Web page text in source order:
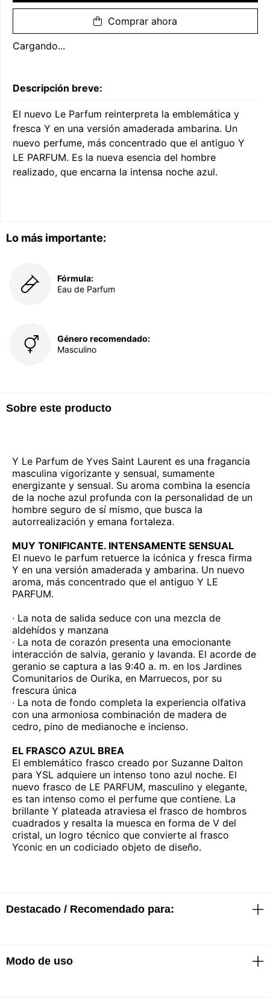
Lo más importante:
Fórmula:
Eau de Parfum
Género recomendado:
Masculino
Sobre este producto
Y Le Parfum de Yves Saint Laurent es una fragancia
masculina vigorizante y sensual, sumamente
energizante y sensual. Su aroma combina la esencia
de la noche azul profunda con la personalidad de un
hombre seguro de sí mismo, que busca la
autorrealización y emana fortaleza.
MUY TONIFICANTE. INTENSAMENTE SENSUAL
El nuevo le parfum retuerce la icónica y fresca firma
Y en una versión amaderada y ambarina. Un nuevo
aroma, más concentrado que el antiguo Y LE
PARFUM.
· La nota de salida seduce con una mezcla de
aldehídos y manzana
· La nota de corazón presenta una emocionante
interacción de salvia, geranio y lavanda. El acorde de
geranio se captura a las 9:40 a. m. en los Jardines
Comunitarios de Ourika, en Marruecos, por su
frescura única
· La nota de fondo completa la experiencia olfativa
con una armoniosa combinación de madera de
cedro, pino de medianoche e incienso.
EL FRASCO AZUL BREA
El emblemático frasco creado por Suzanne Dalton
para YSL adquiere un intenso tono azul noche. El
nuevo frasco de LE PARFUM, masculino y elegante,
es tan intenso como el perfume que contiene. La
brillante Y plateada atraviesa el frasco de hombros
cuadrados y resalta la muesca en forma de V del
cristal, un logro técnico que convierte al frasco
Yconic en un codiciado objeto de diseño.
Destacado / Recomendado para:
· Parfum
Modo de uso
Comprar ahora
Cargando...
Descripción breve:
El nuevo Le Parfum reinterpreta la emblemática y
fresca Y en una versión amaderada ambarina. Un
nuevo perfume, más concentrado que el antiguo Y
LE PARFUM. Es la nueva esencia del hombre
realizado, que encarna la intensa noche azul.